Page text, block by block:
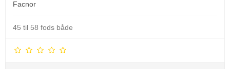
Facnor
45 til 58 fods både